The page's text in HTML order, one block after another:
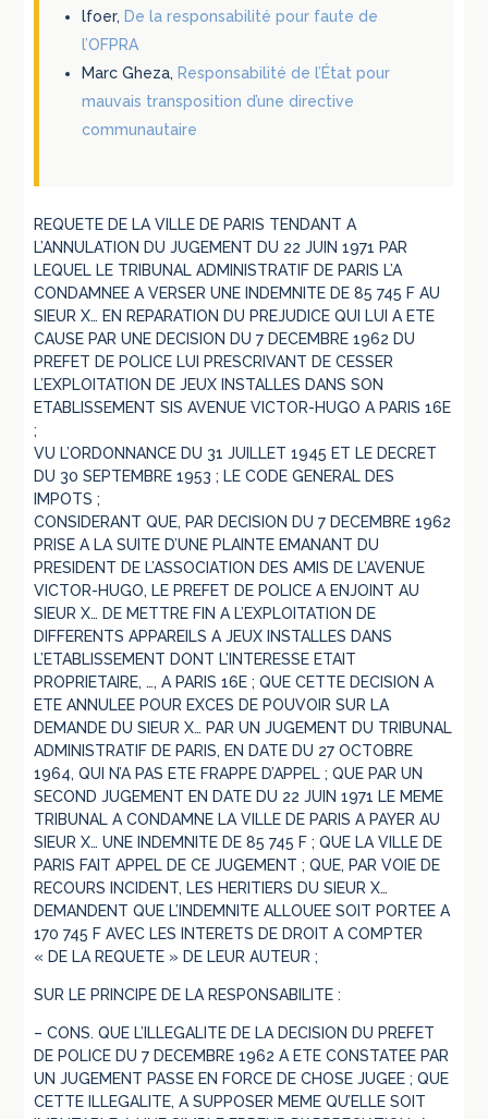
lfoer, De la responsabilité pour faute de
l’OFPRA
Marc Gheza, Responsabilité de l’État pour
mauvais transposition d’une directive
communautaire
REQUETE DE LA VILLE DE PARIS TENDANT A
L’ANNULATION DU JUGEMENT DU 22 JUIN 1971 PAR
LEQUEL LE TRIBUNAL ADMINISTRATIF DE PARIS L’A
CONDAMNEE A VERSER UNE INDEMNITE DE 85 745 F AU
SIEUR X… EN REPARATION DU PREJUDICE QUI LUI A ETE
CAUSE PAR UNE DECISION DU 7 DECEMBRE 1962 DU
PREFET DE POLICE LUI PRESCRIVANT DE CESSER
L’EXPLOITATION DE JEUX INSTALLES DANS SON
ETABLISSEMENT SIS AVENUE VICTOR-HUGO A PARIS 16E
;
VU L’ORDONNANCE DU 31 JUILLET 1945 ET LE DECRET
DU 30 SEPTEMBRE 1953 ; LE CODE GENERAL DES
IMPOTS ;
CONSIDERANT QUE, PAR DECISION DU 7 DECEMBRE 1962
PRISE A LA SUITE D’UNE PLAINTE EMANANT DU
PRESIDENT DE L’ASSOCIATION DES AMIS DE L’AVENUE
VICTOR-HUGO, LE PREFET DE POLICE A ENJOINT AU
SIEUR X… DE METTRE FIN A L’EXPLOITATION DE
DIFFERENTS APPAREILS A JEUX INSTALLES DANS
L’ETABLISSEMENT DONT L’INTERESSE ETAIT
PROPRIETAIRE, …, A PARIS 16E ; QUE CETTE DECISION A
ETE ANNULEE POUR EXCES DE POUVOIR SUR LA
DEMANDE DU SIEUR X… PAR UN JUGEMENT DU TRIBUNAL
ADMINISTRATIF DE PARIS, EN DATE DU 27 OCTOBRE
1964, QUI N’A PAS ETE FRAPPE D’APPEL ; QUE PAR UN
SECOND JUGEMENT EN DATE DU 22 JUIN 1971 LE MEME
TRIBUNAL A CONDAMNE LA VILLE DE PARIS A PAYER AU
SIEUR X… UNE INDEMNITE DE 85 745 F ; QUE LA VILLE DE
PARIS FAIT APPEL DE CE JUGEMENT ; QUE, PAR VOIE DE
RECOURS INCIDENT, LES HERITIERS DU SIEUR X…
DEMANDENT QUE L’INDEMNITE ALLOUEE SOIT PORTEE A
170 745 F AVEC LES INTERETS DE DROIT A COMPTER
« DE LA REQUETE » DE LEUR AUTEUR ;
SUR LE PRINCIPE DE LA RESPONSABILITE :
– CONS. QUE L’ILLEGALITE DE LA DECISION DU PREFET
DE POLICE DU 7 DECEMBRE 1962 A ETE CONSTATEE PAR
UN JUGEMENT PASSE EN FORCE DE CHOSE JUGEE ; QUE
CETTE ILLEGALITE, A SUPPOSER MEME QU’ELLE SOIT